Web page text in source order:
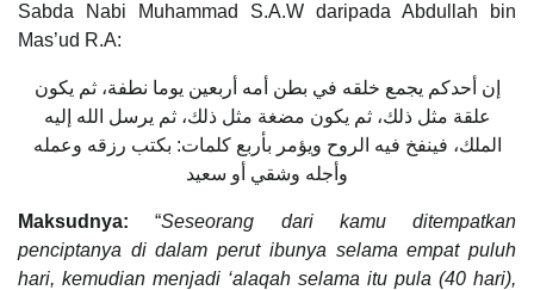
Sabda Nabi Muhammad S.A.W daripada Abdullah bin
Mas’ud R.A:
إن أحدكم يجمع خلقه في بطن أمه أربعين يوما نطفة، ثم يكون
علقة مثل ذلك، ثم يكون مضغة مثل ذلك، ثم يرسل الله إليه
الملك، فينفخ فيه الروح ويؤمر بأربع كلمات: بكتب رزقه وعمله
وأجله وشقي أو سعيد
Maksudnya: “Seseorang dari kamu ditempatkan
penciptanya di dalam perut ibunya selama empat puluh
hari, kemudian menjadi ‘alaqah selama itu pula (40 hari),